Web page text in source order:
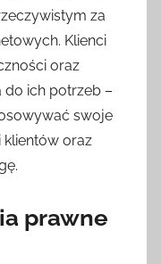
za
Klienci
oraz
ich potrzeb –
swoje
klientów oraz
prawne